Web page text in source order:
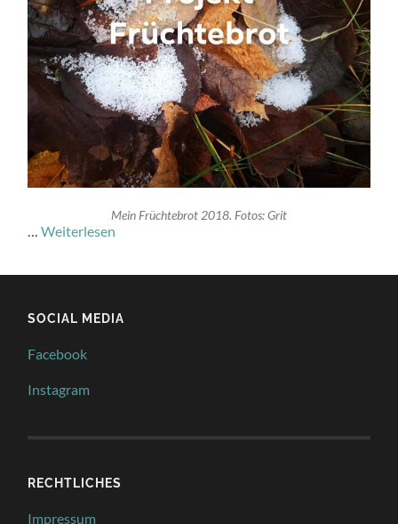
Mein Früchtebrot 2018. Fotos: Grit
…Weiterlesen
SOCIAL MEDIA
Facebook
Instagram
RECHTLICHES
Impressum